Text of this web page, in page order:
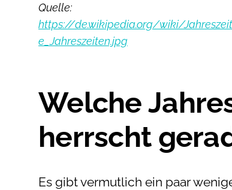
Quelle:
https://de.wikipedia.org/wiki/
e_Jahreszeiten.jpg
Welche
herrscht
Es gibt vermutlich ein paar